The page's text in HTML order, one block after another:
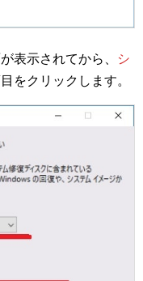
表示されてから、
シ
をクリックします。